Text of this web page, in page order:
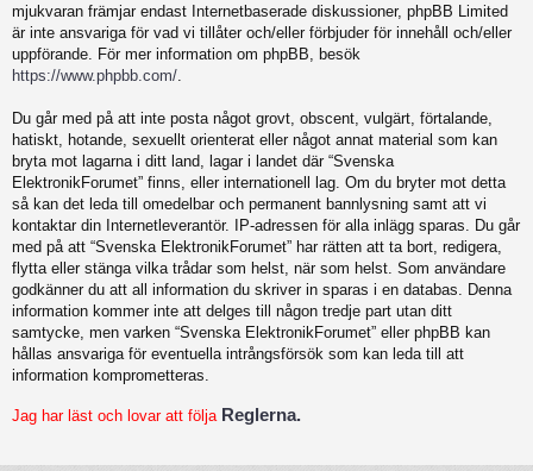
mjukvaran främjar endast Internetbaserade diskussioner, phpBB Limited
är inte ansvariga för vad vi tillåter och/eller förbjuder för innehåll och/eller
uppförande. För mer information om phpBB, besök
https://www.phpbb.com/
Du går med på att inte posta något grovt, obscent, vulgärt, förtalande,
hatiskt, hotande, sexuellt orienterat eller något annat material som kan
bryta mot lagarna i ditt land, lagar i landet där “Svenska
ElektronikForumet” finns, eller internationell lag. Om du bryter mot detta
så kan det leda till omedelbar och permanent bannlysning samt att vi
kontaktar din Internetleverantör. IP-adressen för alla inlägg sparas. Du går
med på att “Svenska ElektronikForumet” har rätten att ta bort, redigera,
flytta eller stänga vilka trådar som helst, när som helst. Som användare
godkänner du att all information du skriver in sparas i en databas. Denna
information kommer inte att delges till någon tredje part utan ditt
samtycke, men varken “Svenska ElektronikForumet” eller phpBB kan
hållas ansvariga för eventuella intrångsförsök som kan leda till att
information komprometteras.
Jag har läst och lovar att följa Reglerna.